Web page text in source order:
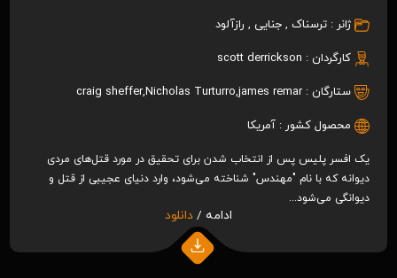
ژانر : ترسناک ,جنایی , رازآلود
کارگردان : scott derrickson
ستارگان : craig sheffer,Nicholas Turturro,james remar
محصول کشور : آمریکا
یک افسر پلیس پس از انتخاب شدن برای تحقیق در مورد قتل‌های مردی
دیوانه که با نام "مهندس" شناخته می‌شود، وارد دنیای عجیبی از قتل و
دیوانگی می‌شود...
ادامه / دانلود